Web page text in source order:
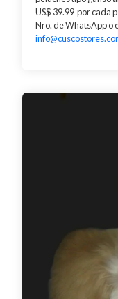
US$ 39.99 por cada
Nro. de WhatsApp o